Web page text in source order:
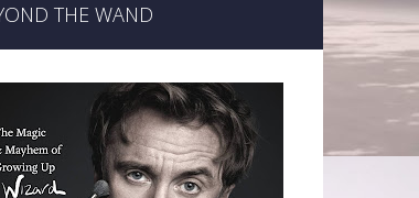
THE WAND